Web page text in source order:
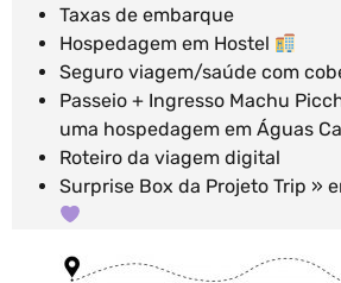
Taxas de embarque
Hospedagem em Hostel
Seguro viagem/saúde com
Passeio + Ingresso Machu
uma hospedagem em Águas
Roteiro da viagem digital
Surprise Box da Projeto Trip »